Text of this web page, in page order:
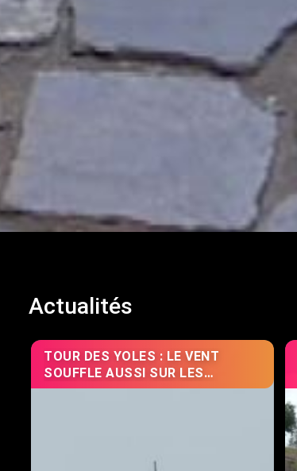
Actualités
TOUR DES YOLES : LE VENT
SOUFFLE AUSSI SUR LES
COMMERCES